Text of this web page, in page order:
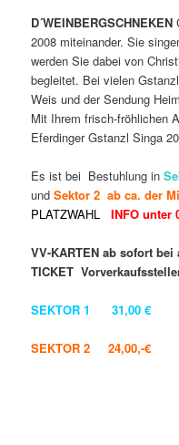
D´WEINBERGSCHNEKEN
2008 miteinander. Sie
werden Sie dabei von
begleitet. Bei vielen
Weis und der Sendung
Mit Ihrem frisch-fröhlichen
Eferdinger Gstanzl Singa
Es ist bei Bestuhlung in
undSektor 2 ab ca. der
PLATZWAHL
INFO unter
VV-KARTEN ab sofort
TICKET
SEKTOR 1 31,00 €
SEKTOR 2 24,00,-€